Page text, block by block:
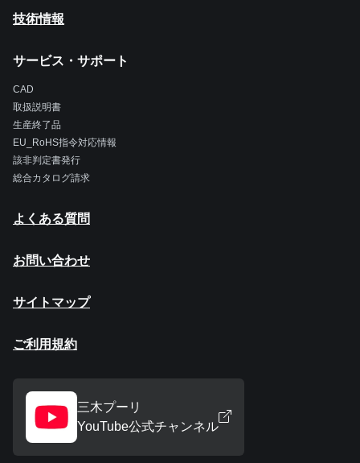
技術情報
サービス・サポート
CAD
取扱説明書
生産終了品
EU_RoHS指令対応情報
該非判定書発行
総合カタログ請求
よくある質問
お問い合わせ
サイトマップ
ご利用規約
三木プーリ
YouTube公式チャンネル